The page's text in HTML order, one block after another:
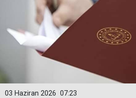
07:23
03 Haziran 2026